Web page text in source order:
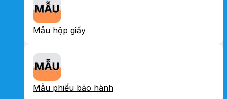
Mẫu hộp giấy
Mẫu phiếu bảo hành